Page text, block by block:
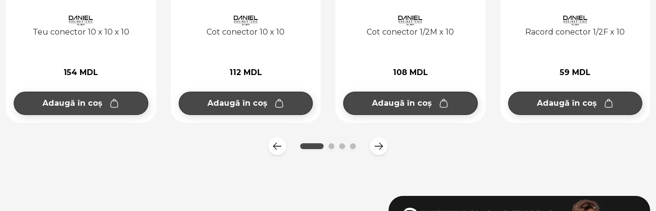
Cot conector 10 x 10
112 MDL
Adaugă în coș
Cot conector 1/2M x 10
108 MDL
Adaugă în coș
Racord conector 1/2F x 10
59 MDL
Adaugă în coș
Niplu conector dublu 3/8 x 10 x 10
72 MDL
Adaugă în coș